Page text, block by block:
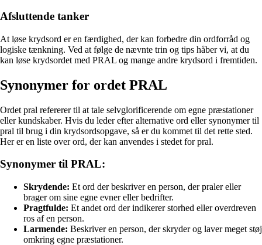
Afsluttende tanker
At løse krydsord er en færdighed, der kan forbedre din ordforråd og
logiske tænkning. Ved at følge de nævnte trin og tips håber vi, at du
kan løse krydsordet med PRAL og mange andre krydsord i fremtiden.
Synonymer for ordet PRAL
Ordet pral refererer til at tale selvglorificerende om egne præstationer
eller kundskaber. Hvis du leder efter alternative ord eller synonymer til
pral til brug i din krydsordsopgave, så er du kommet til det rette sted.
Her er en liste over ord, der kan anvendes i stedet for pral.
Synonymer til PRAL:
Skrydende: Et ord der beskriver en person, der praler eller
brager om sine egne evner eller bedrifter.
Pragtfulde: Et andet ord der indikerer storhed eller overdreven
ros af en person.
Larmende: Beskriver en person, der skryder og laver meget støj
omkring egne præstationer.